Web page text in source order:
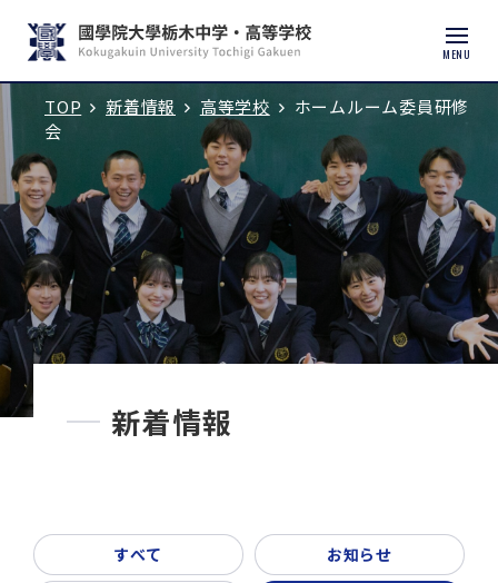
MENU
入試説明会・学校見学
学校紹介
中学校
高等学校
高校入試
お問い合わせ・資料請求
新着情報
TOP 新着情報 高等学校
ホームルーム委員研修
会
すべて お知らせ